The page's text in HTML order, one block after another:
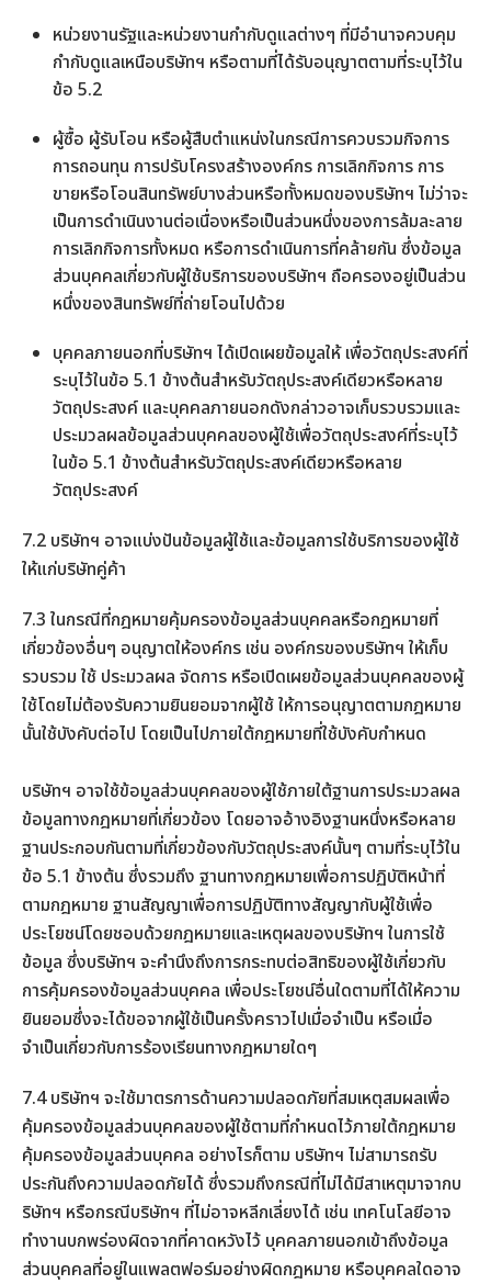
หน่วยงานรัฐและหน่วยงานกำกับดูแลต่างๆ ที่มีอำนาจควบคุม
กำกับดูแลเหนือบริษัทฯ หรือตามที่ได้รับอนุญาตตามที่ระบุไว้ใน
ข้อ 5.2
ผู้ซื้อ ผู้รับโอน หรือผู้สืบตำแหน่งในกรณีการควบรวมกิจการ
การถอนทุน การปรับโครงสร้างองค์กร การเลิกกิจการ การ
ขายหรือโอนสินทรัพย์บางส่วนหรือทั้งหมดของบริษัทฯ ไม่ว่าจะ
เป็นการดำเนินงานต่อเนื่องหรือเป็นส่วนหนึ่งของการล้มละลาย
การเลิกกิจการทั้งหมด หรือการดำเนินการที่คล้ายกัน ซึ่งข้อมูล
ส่วนบุคคลเกี่ยวกับผู้ใช้บริการของบริษัทฯ ถือครองอยู่เป็นส่วน
หนึ่งของสินทรัพย์ที่ถ่ายโอนไปด้วย
บุคคลภายนอกที่บริษัทฯ ได้เปิดเผยข้อมูลให้ เพื่อวัตถุประสงค์ที่
ระบุไว้ในข้อ 5.1 ข้างต้นสำหรับวัตถุประสงค์เดียวหรือหลาย
วัตถุประสงค์ และบุคคลภายนอกดังกล่าวอาจเก็บรวบรวมและ
ประมวลผลข้อมูลส่วนบุคคลของผู้ใช้เพื่อวัตถุประสงค์ที่ระบุไว้
ในข้อ 5.1 ข้างต้นสำหรับวัตถุประสงค์เดียวหรือหลาย
วัตถุประสงค์
7.2 บริษัทฯ อาจแบ่งปันข้อมูลผู้ใช้และข้อมูลการใช้บริการของผู้ใช้
ให้แก่บริษัทคู่ค้า
7.3 ในกรณีที่กฎหมายคุ้มครองข้อมูลส่วนบุคคลหรือกฎหมายที่
เกี่ยวข้องอื่นๆ อนุญาตให้องค์กร เช่น องค์กรของบริษัทฯ ให้เก็บ
รวบรวม ใช้ ประมวลผล จัดการ หรือเปิดเผยข้อมูลส่วนบุคคลของผู้
ใช้โดยไม่ต้องรับความยินยอมจากผู้ใช้ ให้การอนุญาตตามกฎหมาย
นั้นใช้บังคับต่อไป โดยเป็นไปภายใต้กฎหมายที่ใช้บังคับกำหนด
บริษัทฯ อาจใช้ข้อมูลส่วนบุคคลของผู้ใช้ภายใต้ฐานการประมวลผล
ข้อมูลทางกฎหมายที่เกี่ยวข้อง โดยอาจอ้างอิงฐานหนึ่งหรือหลาย
ฐานประกอบกันตามที่เกี่ยวข้องกับวัตถุประสงค์นั้นๆ ตามที่ระบุไว้ใน
ข้อ 5.1 ข้างต้น ซึ่งรวมถึง ฐานทางกฎหมายเพื่อการปฏิบัติหน้าที่
ตามกฎหมาย ฐานสัญญาเพื่อการปฏิบัติทางสัญญากับผู้ใช้เพื่อ
ประโยชน์โดยชอบด้วยกฎหมายและเหตุผลของบริษัทฯ ในการใช้
ข้อมูล ซึ่งบริษัทฯ จะคำนึงถึงการกระทบต่อสิทธิของผู้ใช้เกี่ยวกับ
การคุ้มครองข้อมูลส่วนบุคคล เพื่อประโยชน์อื่นใดตามที่ได้ให้ความ
ยินยอมซึ่งจะได้ขอจากผู้ใช้เป็นครั้งคราวไปเมื่อจำเป็น หรือเมื่อ
จำเป็นเกี่ยวกับการร้องเรียนทางกฎหมายใดๆ
7.4 บริษัทฯ จะใช้มาตรการด้านความปลอดภัยที่สมเหตุสมผลเพื่อ
คุ้มครองข้อมูลส่วนบุคคลของผู้ใช้ตามที่กำหนดไว้ภายใต้กฎหมาย
คุ้มครองข้อมูลส่วนบุคคล อย่างไรก็ตาม บริษัทฯ ไม่สามารถรับ
ประกันถึงความปลอดภัยได้ ซึ่งรวมถึงกรณีที่ไม่ได้มีสาเหตุมาจากบ
ริษัทฯ หรือกรณีบริษัทฯ ที่ไม่อาจหลีกเลี่ยงได้ เช่น เทคโนโลยีอาจ
ทำงานบกพร่องผิดจากที่คาดหวังไว้ บุคคลภายนอกเข้าถึงข้อมูล
ส่วนบุคคลที่อยู่ในแพลตฟอร์มอย่างผิดกฎหมาย หรือบุคคลใดอาจ